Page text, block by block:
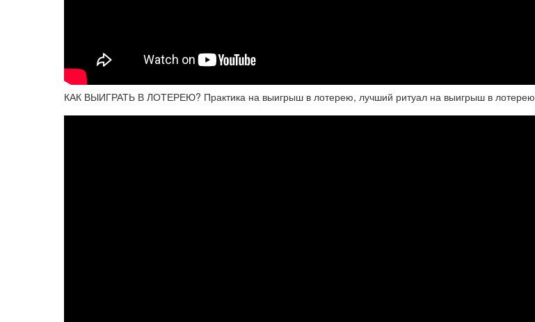
КАК ВЫИГРАТЬ В ЛОТЕРЕЮ? Практика на выигрыш в лотерею, лучший ритуал на выигрыш в лотерею